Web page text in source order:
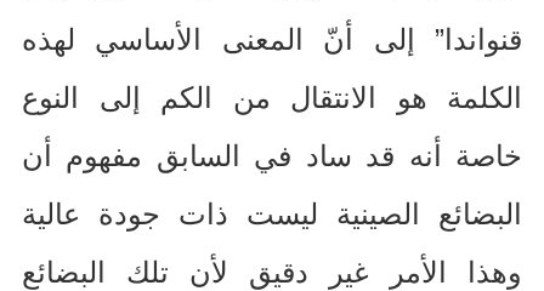
قنواندا” إلى أنّ المعنى الأساسي لهذه
الكلمة هو الانتقال من الكم إلى النوع
خاصة أنه قد ساد في السابق مفهوم أن
البضائع الصينية ليست ذات جودة عالية
وهذا الأمر غير دقيق لأن تلك البضائع